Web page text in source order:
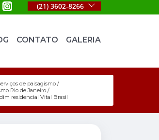
(21) 3602-8266
CONTATO GALERIA
de paisagismo
Rio de Janeiro
residencial Vital Brasil